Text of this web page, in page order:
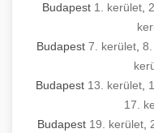
Budapest 1. kerület
Budapest 7. kerület,
Budapest 13. kerület
17.
Budapest 19. kerület